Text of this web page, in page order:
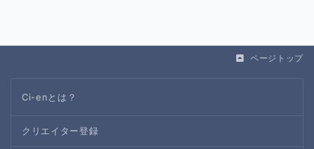
ページトップ
Ci-enとは？
クリエイター登録